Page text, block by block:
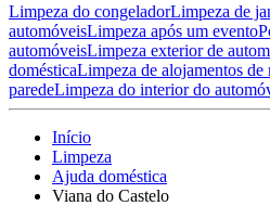
Limpeza do congeladorLimpeza de
automóveisLimpeza após um evento
automóveisLimpeza exterior de
domésticaLimpeza de alojamentos de
paredeLimpeza do interior do
Início
Limpeza
Ajuda doméstica
Viana do Castelo